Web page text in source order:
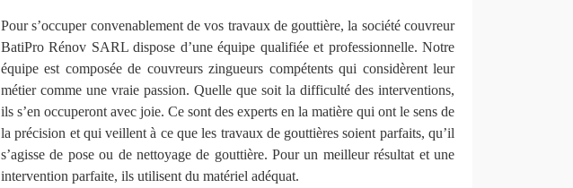
Pour s’occuper convenablement de vos travaux de gouttière, la société couvreur
BatiPro Rénov SARL dispose d’une équipe qualifiée et professionnelle. Notre
équipe est composée de couvreurs zingueurs compétents qui considèrent leur
métier comme une vraie passion. Quelle que soit la difficulté des interventions,
ils s’en occuperont avec joie. Ce sont des experts en la matière qui ont le sens de
la précision et qui veillent à ce que les travaux de gouttières soient parfaits, qu’il
s’agisse de pose ou de nettoyage de gouttière. Pour un meilleur résultat et une
intervention parfaite, ils utilisent du matériel adéquat.